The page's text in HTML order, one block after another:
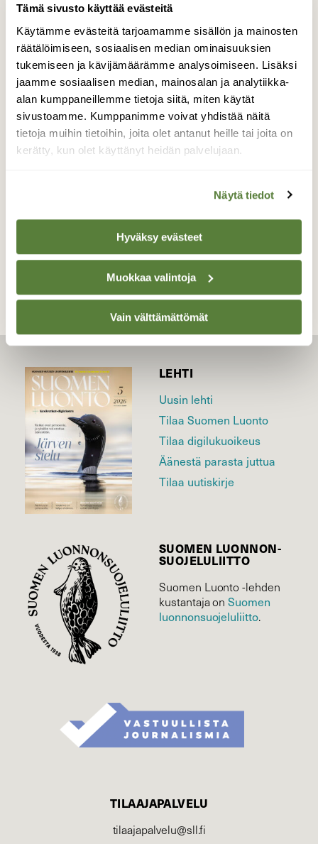
Tämä sivusto käyttää evästeitä
Käytämme evästeitä tarjoamamme sisällön ja mainosten
räätälöimiseen, sosiaalisen median ominaisuuksien
tukemiseen ja kävijämäärämme analysoimiseen. Lisäksi
jaamme sosiaalisen median, mainosalan ja analytiikka-
alan kumppaneillemme tietoja siitä, miten käytät
sivustoamme. Kumppanimme voivat yhdistää näitä
tietoja muihin tietoihin, joita olet antanut heille tai joita on
kerätty, kun olet käyttänyt heidän palvelujaan.
Näytä tiedot
Hyväksy evästeet
Muokkaa valintoja
Vain välttämättömät
Aamu Aurajoella
Aamu Aurajoella 26.8.2025
TAKAISIN LISTAAN
LEHTI
Uusin lehti
Tilaa Suomen Luonto
Tilaa digilukuoikeus
Äänestä parasta juttua
Tilaa uutiskirje
SUOMEN LUONNON­
SUOJELU­LIITTO
Suomen Luonto -lehden
kustantaja onSuomen
luonnonsuojelu­liitto.
TILAAJAPALVELU
tilaajapalvelu@sll.fi